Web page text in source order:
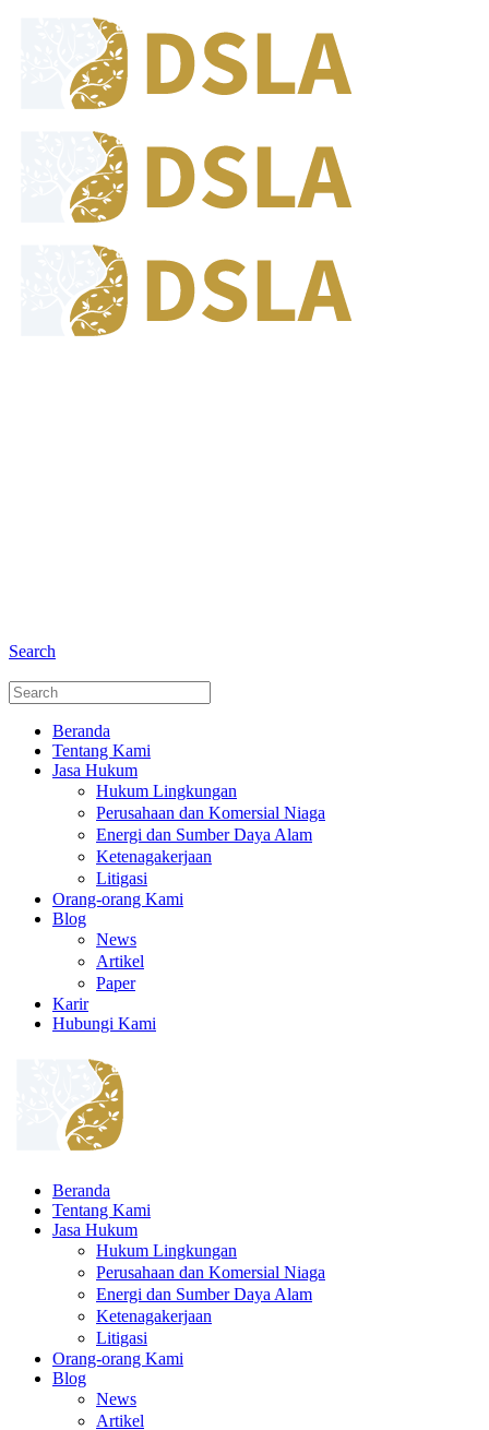
Search
Beranda
Tentang Kami
Jasa Hukum
Hukum Lingkungan
Perusahaan dan Komersial Niaga
Energi dan Sumber Daya Alam
Ketenagakerjaan
Litigasi
Orang-orang Kami
Blog
News
Artikel
Paper
Karir
Hubungi Kami
Beranda
Tentang Kami
Jasa Hukum
Hukum Lingkungan
Perusahaan dan Komersial Niaga
Energi dan Sumber Daya Alam
Ketenagakerjaan
Litigasi
Orang-orang Kami
Blog
News
Artikel